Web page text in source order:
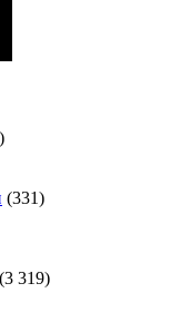
(331)
(3 319)